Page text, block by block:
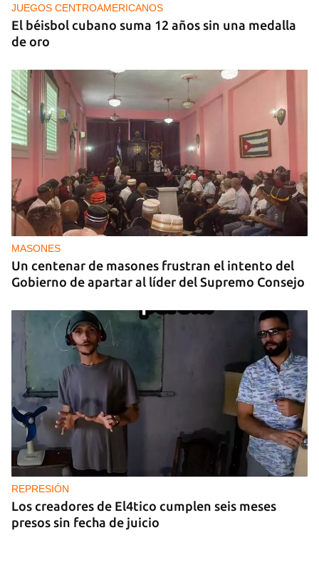
decisiones de Ortega
JUEGOS CENTROAMERICANOS
El béisbol cubano suma 12 años sin una medalla
de oro
MASONES
Un centenar de masones frustran el intento del
Gobierno de apartar al líder del Supremo Consejo
REPRESIÓN
Los creadores de El4tico cumplen seis meses
presos sin fecha de juicio